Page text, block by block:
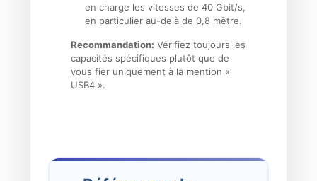
en charge les vitesses de 40 Gbit/s,
en particulier au-delà de 0,8 mètre.
Recommandation: Vérifiez toujours les
capacités spécifiques plutôt que de
vous fier uniquement à la mention «
USB4 ».